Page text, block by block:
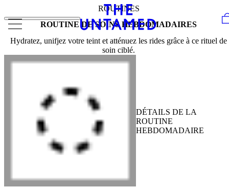
ROUTINES
ROUTINE DE SOINS HEBDOMADAIRES
Hydratez, unifjez votre teint et atténuez les rides grâce à ce rituel de
soin ciblé.
DÉTAILS DE LA
ROUTINE
HEBDOMADAIRE